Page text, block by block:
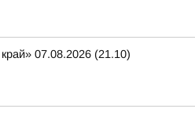
07.08.2026 (21.10)